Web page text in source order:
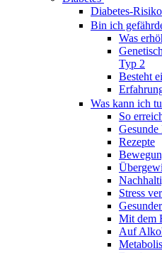
Diabetes-
Bin ich
Was
Typ 2
Besteht
Was kann ich
So
Rezepte
Stress
Mit dem
Auf